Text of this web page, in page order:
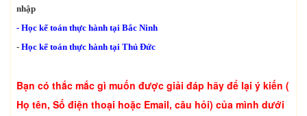
nhập
- Học kế toán thực hành tại Bắc Ninh
- Học kế toán thực hành tại Thủ Đức
Bạn có thắc mắc gì muốn được giải đáp hãy để lại ý kiến (
Họ tên, Số điện thoại hoặc Email, câu hỏi) của mình dưới